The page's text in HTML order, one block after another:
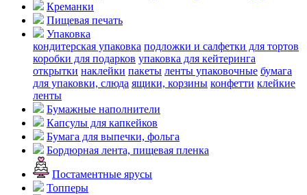
Креманки
Пищевая печать
Упаковка
кондитерская упаковка подложки и салфетки для тортов
коробки для подарков упаковка для кейтеринга
открытки наклейки пакеты ленты упаковочные бумага
для упаковки, слюда ящики, корзины конфетти клейкие
ленты
Бумажные наполнители
Капсулы для капкейков
Бумага для выпечки, фольга
Бордюрная лента, пищевая пленка
Постаментные ярусы
Топперы